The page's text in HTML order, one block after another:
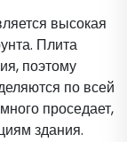
высокая
Плита
поэтому
по всей
проседает,
здания.